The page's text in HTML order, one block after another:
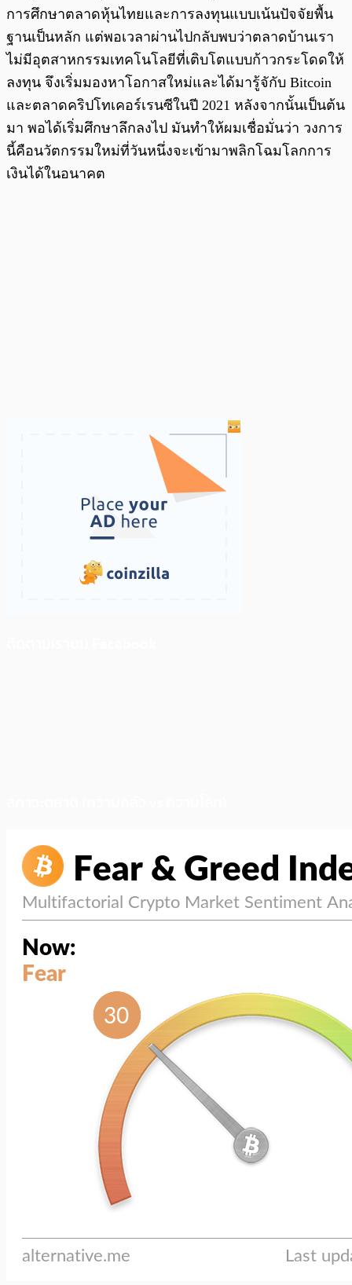
การศึกษาตลาดหุ้นไทยและการลงทุนแบบเน้นปัจจัยพื้น
ฐานเป็นหลัก แต่พอเวลาผ่านไปกลับพบว่าตลาดบ้านเรา
ไม่มีอุตสาหกรรมเทคโนโลยีที่เติบโตแบบก้าวกระโดดให้
ลงทุน จึงเริ่มมองหาโอกาสใหม่และได้มารู้จักับ Bitcoin
และตลาดคริปโทเคอร์เรนซีในปี 2021 หลังจากนั้นเป็นต้น
มา พอได้เริ่มศึกษาลึกลงไป มันทำให้ผมเชื่อมั่นว่า วงการ
นี้คือนวัตกรรมใหม่ที่วันหนึ่งจะเข้ามาพลิกโฉมโลกการ
เงินได้ในอนาคต